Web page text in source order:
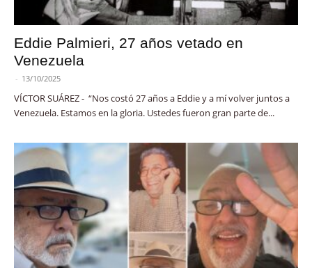
Eddie Palmieri, 27 años vetado en
Venezuela
- 13/10/2025
VÍCTOR SUÁREZ - “Nos costó 27 años a Eddie y a mí volver juntos a
Venezuela. Estamos en la gloria. Ustedes fueron gran parte de...